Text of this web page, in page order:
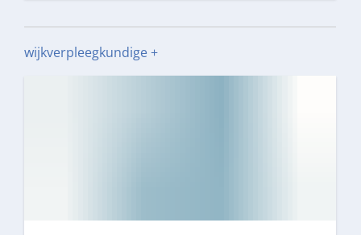
wijkverpleegkundige +